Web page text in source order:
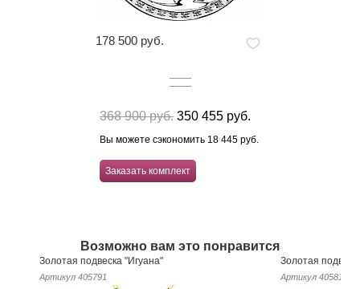
178 500 руб.
368 900 руб. 350 455 руб.
Вы можете сэкономить 18 445 руб.
Заказать комплект
Возможно вам это понравится
Золотая подвеска "Игуана"
Артикул 405791
Золотая
Артикул 405815